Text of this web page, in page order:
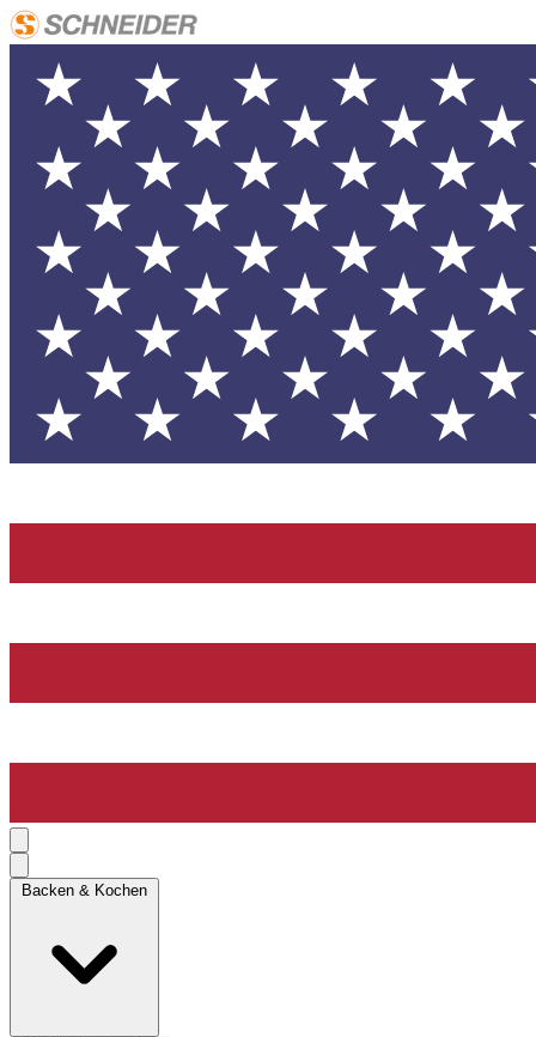
Backen & Kochen